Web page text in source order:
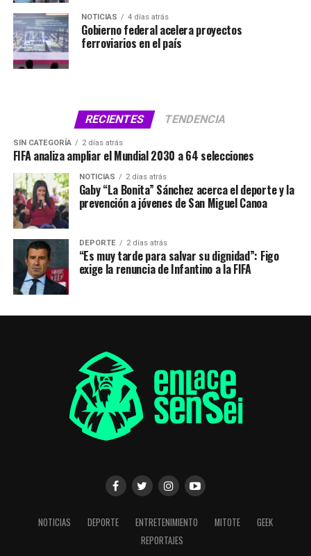
NOTICIAS 4 días atrás
Gobierno federal acelera proyectos
ferroviarios en el país
RECIENTES TENDENCIA
SIN CATEGORÍA 2 días atrás
FIFA analiza ampliar el Mundial 2030 a 64 selecciones
NOTICIAS 2 días atrás
Gaby “La Bonita” Sánchez acerca el deporte y la
prevención a jóvenes de San Miguel Canoa
DEPORTE 2 días atrás
“Es muy tarde para salvar su dignidad”: Figo
exige la renuncia de Infantino a la FIFA
NOTICIAS DEPORTE ENTRETENIMIENTO MITOTE
GEEK
REPORTAJES